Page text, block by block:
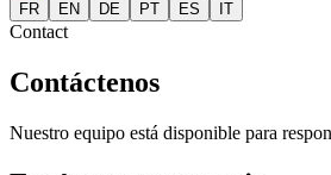
FR EN DE PT ES IT
Contact
Contáctenos
Nuestro equipo está disponible para